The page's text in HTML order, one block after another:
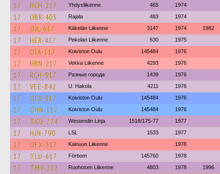
17 HCH-217 Yhdysliikenne 465 1974
17 UBR-403 Rajala 483 1974
17 OJL-617 Käkelän Liikenne 3147 1974 1982
17 HER-417 Pekolan Liikenne 630 1975
17 OJA-117 Koiviston Oulu 145484 1976
17 HRN-217 Vekka Liikenne 4293 1976
17 RCH-917 Разные города 1439 1976
17 VEE-842 U. Hakola 4211 1976
17 OCV-317 Koiviston Oulu 145484 1976
17 OHN-117 Koiviston Oulu 145484 1976
17 TKU-774 Westendin Linja 1518/175-77 1977
17 HJN-790 LSL 1533 1977
17 OEX-317 Kainuun Liikenne 1978
17 TLU-617 Förbom 145760 1978
17 TMV-222 Ruohosen Liikenne 4803 1978 1996